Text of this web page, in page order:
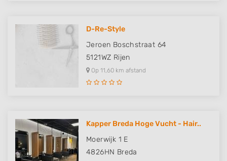
D-Re-Style
Jeroen Boschstraat 64
5121WZ Rijen
Op 11,60 km afstand
Kapper Breda Hoge Vucht - Hair..
Moerwijk 1 E
4826HN Breda